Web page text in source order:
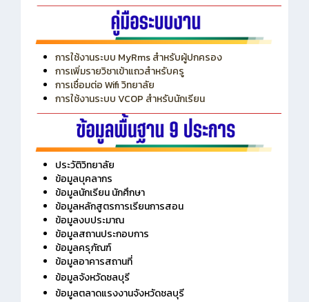
การใช้งานระบบ MyRms สำหรับผู้ปกครอง
การเพิ่มรายวิชาเข้าแถวสำหรับครู
การเชื่อมต่อ Wifi วิทยาลัย
การใช้งานระบบ VCOP สำหรับนักเรียน
ประวัติวิทยาลัย
ข้อมูลบุคลากร
ข้อมูลนักเรียน นักศึกษา
ข้อมูลหลักสูตรการเรียนการสอน
ข้อมูลงบประมาณ
ข้อมูลสถานประกอบการ
ข้อมูลครุภัณฑ์
ข้อมูลอาคารสถานที่
ข้อมูลจังหวัดชลบุรี
ข้อมูลตลาดแรงงานจังหวัดชลบุรี